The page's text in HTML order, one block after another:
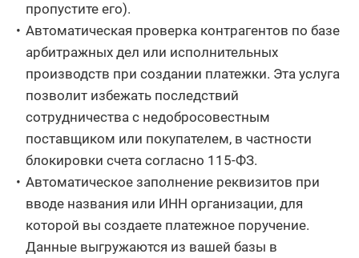
пропустите его).
Автоматическая проверка контрагентов по базе
арбитражных дел или исполнительных
производств при создании платежки. Эта услуга
позволит избежать последствий
сотрудничества с недобросовестным
поставщиком или покупателем, в частности
блокировки счета согласно 115-ФЗ.
Автоматическое заполнение реквизитов при
вводе названия или ИНН организации, для
которой вы создаете платежное поручение.
Данные выгружаются из вашей базы в